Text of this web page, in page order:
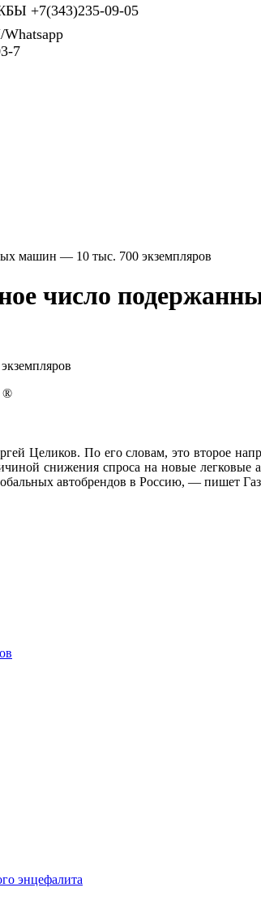
+7(343)235-09-05
7
машин — 10 тыс. 700 экземпляров
число
®
Целиков. По его словам, это второе
снижения спроса на новые легковые
автобрендов в Россию, — пишет